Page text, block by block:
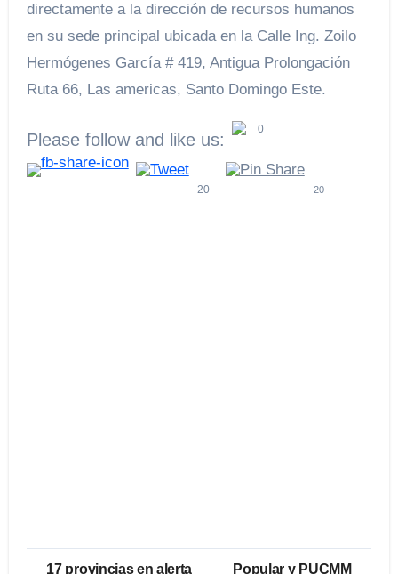
directamente a la dirección de recursos humanos
en su sede principal ubicada en la Calle Ing. Zoilo
Hermógenes García # 419, Antigua Prolongación
Ruta 66, Las americas, Santo Domingo Este.
Please follow and like us:
0
20 20
17 provincias en alerta Popular y PUCMM